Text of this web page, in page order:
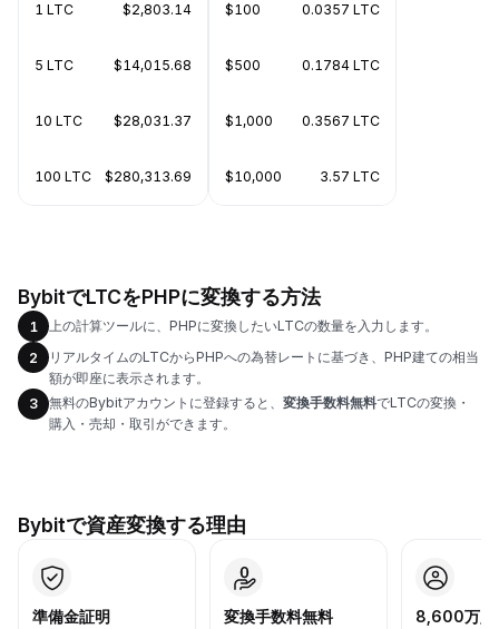
1 LTC $2,803.14
5 LTC $14,015.68
10 LTC $28,031.37
100 LTC $280,313.69
$100 0.0357 LTC
$500 0.1784 LTC
$1,000 0.3567 LTC
$10,000 3.57 LTC
BybitでLTCをPHPに変換する方法
1
上の計算ツールに、PHPに変換したいLTCの数量を入力します。
2
リアルタイムのLTCからPHPへの為替レートに基づき、PHP建ての相当
額が即座に表示されます。
3
無料のBybitアカウントに登録すると、 変換手数料無料でLTCの変換・
購入・売却・取引ができます。
Bybitで資産変換する理由
準備金証明 変換手数料無料
8,600万人